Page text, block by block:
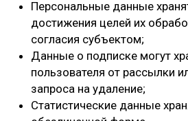
Персональные данные
достижения целей их
согласия субъектом;
Данные о подписке могут
пользователя от рассылки
запроса на удаление;
Статистические данные